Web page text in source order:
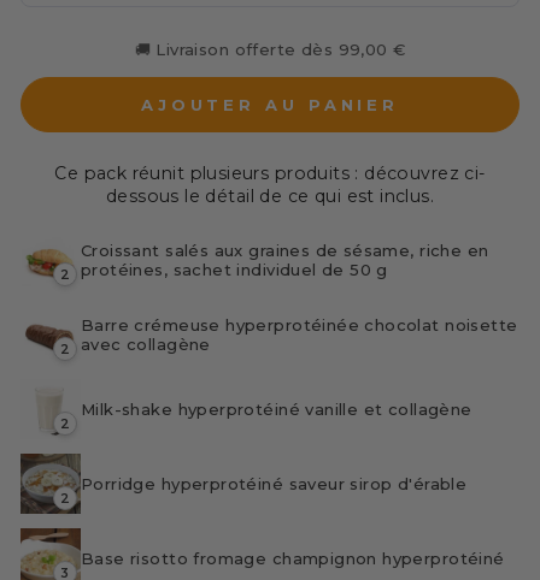
🚚 Livraison offerte dès 99,00 €
AJOUTER AU PANIER
Ce pack réunit plusieurs produits : découvrez ci-
dessous le détail de ce qui est inclus.
2
Croissant salés aux graines de sésame, riche en
protéines, sachet individuel de 50 g
2
Barre crémeuse hyperprotéinée chocolat noisette
avec collagène
2
Milk-shake hyperprotéiné vanille et collagène
2
Porridge hyperprotéiné saveur sirop d'érable
3
Base risotto fromage champignon hyperprotéiné